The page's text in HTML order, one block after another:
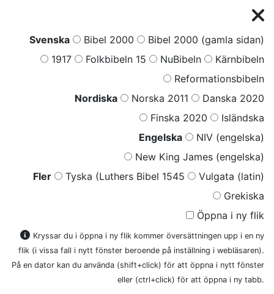
Svenska Bibel 2000
Bibel 2000 (gamla sidan)
1917
Folkbibeln 15 NuBibeln
Kärnbibeln
Reformationsbibeln
Nordiska
Norska 2011
Danska 2020
Finska 2020
Isländska
Engelska
NIV (engelska)
New King James (engelska)
Fler
Tyska (Luthers Bibel 1545
Vulgata (latin)
Grekiska
Öppna i ny flik
Kryssar du i öppna i ny flik kommer översättningen upp i en ny
flik (i vissa fall i nytt fönster beroende på inställning i webläsaren).
På en dator kan du använda (shift+click) för att öppna i nytt fönster
eller (ctrl+click) för att öppna i ny tabb.